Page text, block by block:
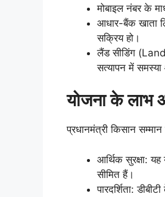
मोबाइल नंबर के
आधार-बैंक खाता
सक्रिय हो।
लैंड सीडिंग
सत्यापन में
योजना के लाभ
प्रधानमंत्री किसान
आर्थिक सुरक्षा:
सीमित हैं।
पारदर्शिता: